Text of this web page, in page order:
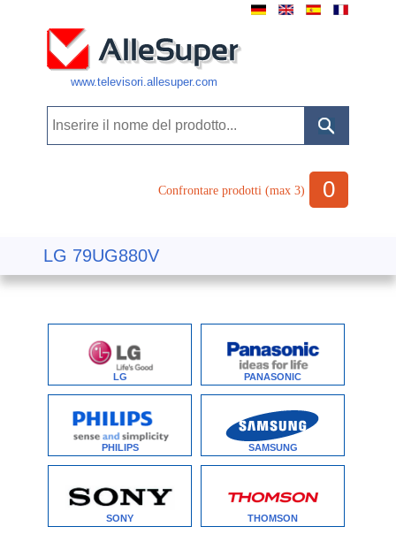
www.televisori.allesuper.com
Confrontare prodotti (max 3) 0
LG 79UG880V
LG PANASONIC
PHILIPS SAMSUNG
SONY THOMSON